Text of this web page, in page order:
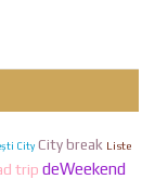
City City break Liste
trip deWeekend